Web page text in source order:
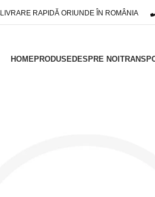
LIVRARE RAPIDĂ ORIUNDE ÎN ROMÂNIA
HOMEPRODUSEDESPRE NOI